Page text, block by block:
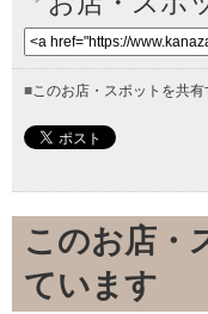
■このお店・スポットを共有
このお店・
ています